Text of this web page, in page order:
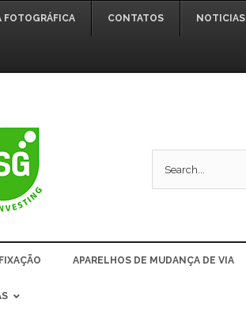
FOTOGRÁFICA CONTATOS NOTICIAS
for:
APARELHOS DE MUDANÇA DE VIA